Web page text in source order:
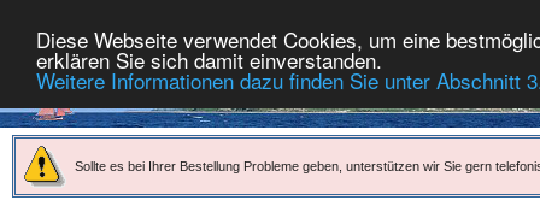
Diese Webseite verwendet Cookies, um eine
erklären Sie sich damit einverstanden.
Weitere Informationen dazu finden Sie unter Abschnitt
Sollte es bei Ihrer Bestellung Probleme geben, unterstützen wir Sie gern